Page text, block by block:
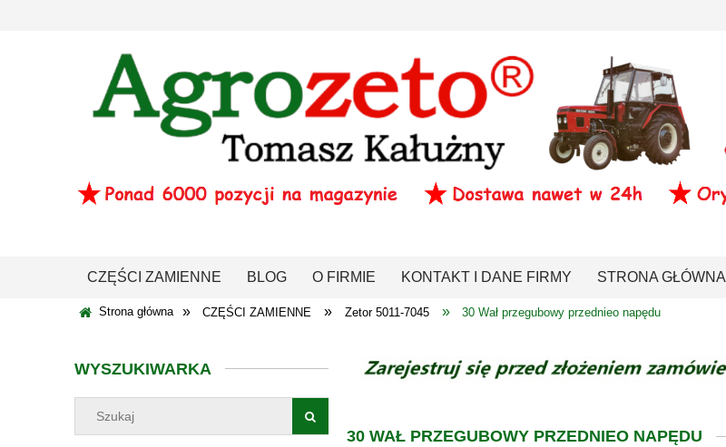
CZĘŚCI ZAMIENNE BLOG O FIRMIE KONTAKT I DANE FIRMY STRONA GŁÓWNA
Strona główna » CZĘŚCI ZAMIENNE » Zetor 5011-7045 » 30 Wał przegubowy przednieo napędu
WYSZUKIWARKA
30 WAŁ PRZEGUBOWY PRZEDNIEO NAPĘDU